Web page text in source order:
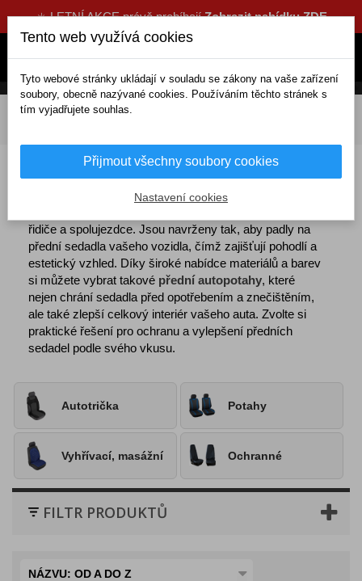
☀️ LETNÍ AKCE právě probíhajíZobrazit nabídku ZDE
DOMOV Interiérové doplňky
Přední potahy a trička do auta
řidiče a spolujezdce. Jsou navrženy tak, aby padly na
přední sedadla vašeho vozidla, čímž zajišťují pohodlí a
estetický vzhled. Díky široké nabídce materiálů a barev
si můžete vybrat takové přední autopotahy, které
nejen chrání sedadla před opotřebením a znečištěním,
ale také zlepší celkový interiér vašeho auta. Zvolte si
praktické řešení pro ochranu a vylepšení předních
sedadel podle svého vkusu.
Autotrička Potahy
Vyhřívací, masážní Ochranné
FILTR PRODUKTŮ
NÁZVU: OD A DO Z
Tento web využívá cookies
Tyto webové stránky ukládají v souladu se zákony na vaše zařízení
soubory, obecně nazývané cookies. Používáním těchto stránek s
tím vyjadřujete souhlas.
Přijmout všechny soubory cookies
Nastavení cookies